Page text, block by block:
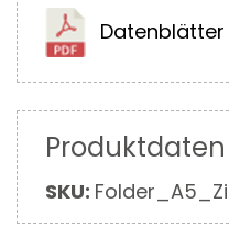
Datenblätter
Produktdaten
Mehr
SKU: